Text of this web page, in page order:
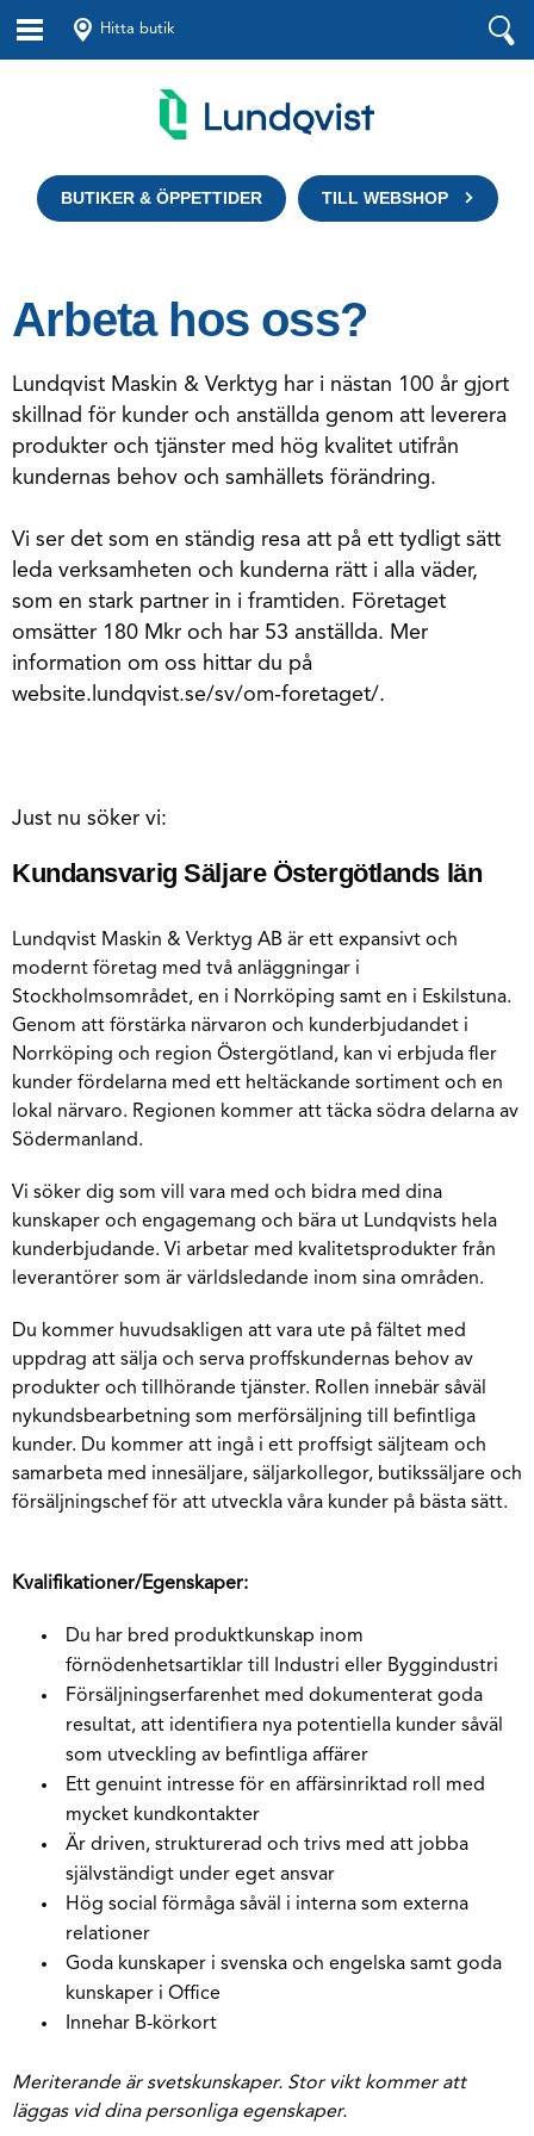
Hitta butik
BUTIKER & ÖPPETTIDER TILL WEBSHOP
Arbeta hos oss?
Lundqvist Maskin & Verktyg har i nästan 100 år gjort
skillnad för kunder och anställda genom att leverera
produkter och tjänster med hög kvalitet utifrån
kundernas behov och samhällets förändring.
Vi ser det som en ständig resa att på ett tydligt sätt
leda verksamheten och kunderna rätt i alla väder,
som en stark partner in i framtiden. Företaget
omsätter 180 Mkr och har 53 anställda. Mer
information om oss hittar du på
website.lundqvist.se/sv/om-foretaget/.
Just nu söker vi:
Kundansvarig Säljare Östergötlands län
Lundqvist Maskin & Verktyg AB är ett expansivt och
modernt företag med två anläggningar i
Stockholmsområdet, en i Norrköping samt en i Eskilstuna.
Genom att förstärka närvaron och kunderbjudandet i
Norrköping och region Östergötland, kan vi erbjuda fler
kunder fördelarna med ett heltäckande sortiment och en
lokal närvaro. Regionen kommer att täcka södra delarna av
Södermanland.
Vi söker dig som vill vara med och bidra med dina
kunskaper och engagemang och bära ut Lundqvists hela
kunderbjudande. Vi arbetar med kvalitetsprodukter från
leverantörer som är världsledande inom sina områden.
Du kommer huvudsakligen att vara ute på fältet med
uppdrag att sälja och serva proffskundernas behov av
produkter och tillhörande tjänster. Rollen innebär såväl
nykundsbearbetning som merförsäljning till befintliga
kunder. Du kommer att ingå i ett proffsigt säljteam och
samarbeta med innesäljare, säljarkollegor, butikssäljare och
försäljningschef för att utveckla våra kunder på bästa sätt.
Kvalifikationer/Egenskaper:
Du har bred produktkunskap inom
förnödenhetsartiklar till Industri eller Byggindustri
Försäljningserfarenhet med dokumenterat goda
resultat, att identifiera nya potentiella kunder såväl
som utveckling av befintliga affärer
Ett genuint intresse för en affärsinriktad roll med
mycket kundkontakter
Är driven, strukturerad och trivs med att jobba
självständigt under eget ansvar
Hög social förmåga såväl i interna som externa
relationer
Goda kunskaper i svenska och engelska samt goda
kunskaper i Office
Innehar B-körkort
Meriterande är svetskunskaper. Stor vikt kommer att
läggas vid dina personliga egenskaper.